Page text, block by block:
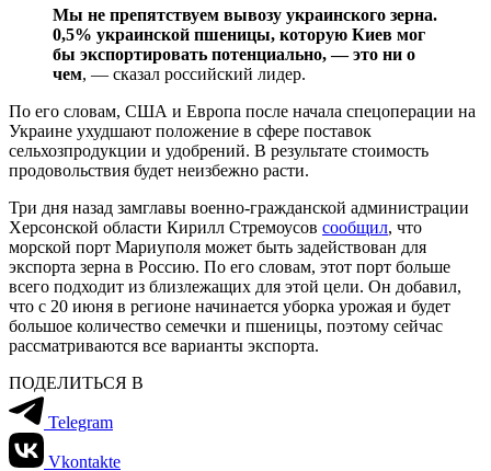
Мы не препятствуем вывозу украинского зерна.
0,5% украинской пшеницы, которую Киев мог
бы экспортировать потенциально, — это ни о
чем, — сказал российский лидер.
По его словам, США и Европа после начала спецоперации на
Украине ухудшают положение в сфере поставок
сельхозпродукции и удобрений. В результате стоимость
продовольствия будет неизбежно расти.
Три дня назад замглавы военно-гражданской администрации
Херсонской области Кирилл Стремоусов сообщил, что
морской порт Мариуполя может быть задействован для
экспорта зерна в Россию. По его словам, этот порт больше
всего подходит из близлежащих для этой цели. Он добавил,
что с 20 июня в регионе начинается уборка урожая и будет
большое количество семечки и пшеницы, поэтому сейчас
рассматриваются все варианты экспорта.
ПОДЕЛИТЬСЯ В
Telegram
Vkontakte